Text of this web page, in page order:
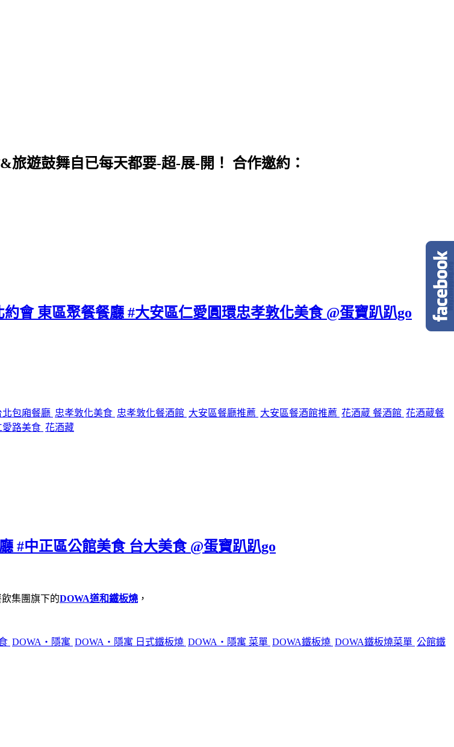
遊鼓舞自已每天都要-超-展-開！ 合作邀約：
會 東區聚餐餐廳 #大安區仁愛圓環忠孝敦化美食 @蛋寶趴趴go
北包廂餐廳 忠孝敦化美食 忠孝敦化餐酒館 大安區餐廳推薦 大安區餐酒館推薦 花酒蔵 餐酒館 花酒蔵餐
愛路美食 花酒藏
#中正區公館美食 台大美食 @蛋寶趴趴go
集團旗下的DOWA道和鐵板燒 ，
DOWA・隱寓 DOWA・隱寓 日式鐵板燒 DOWA・隱寓 菜單 DOWA鐵板燒 DOWA鐵板燒菜單 公館鐵